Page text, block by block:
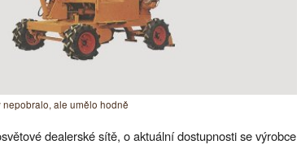
ale umělo hodně
dealerské sítě, o aktuální dostupnosti se výrobce